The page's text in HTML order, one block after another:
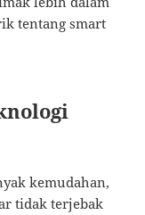
tentang smart
kemudahan,
tidak terjebak